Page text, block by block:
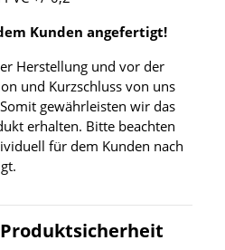
Kunden angefertigt!
Herstellung und vor der
und Kurzschluss von uns
gewährleisten wir das
erhalten. Bitte beachten
für dem Kunden nach